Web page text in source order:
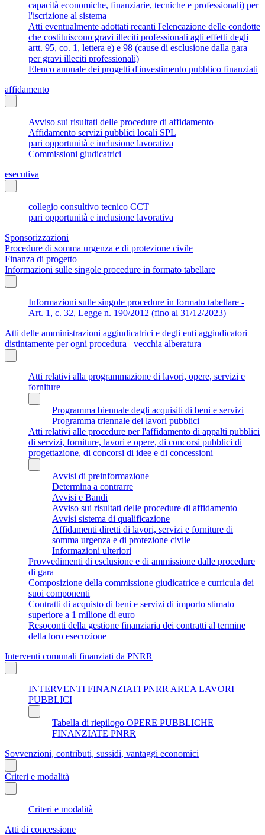
capacità economiche, finanziarie, tecniche e professionali) per
l'iscrizione al sistema
Atti eventualmente adottati recanti l'elencazione delle condotte
che costituiscono gravi illeciti professionali agli effetti degli
artt. 95, co. 1, lettera e) e 98 (cause di esclusione dalla gara
per gravi illeciti professionali)
Elenco annuale dei progetti d'investimento pubblico finanziati
affidamento
Avviso sui risultati delle procedure di affidamento
Affidamento servizi pubblici locali SPL
pari opportunità e inclusione lavorativa
Commissioni giudicatrici
esecutiva
collegio consultivo tecnico CCT
pari opportunità e inclusione lavorativa
Sponsorizzazioni
Procedure di somma urgenza e di protezione civile
Finanza di progetto
Informazioni sulle singole procedure in formato tabellare
Informazioni sulle singole procedure in formato tabellare -
Art. 1, c. 32, Legge n. 190/2012 (fino al 31/12/2023)
Atti delle amministrazioni aggiudicatrici e degli enti aggiudicatori
distintamente per ogni procedura_ vecchia alberatura
Atti relativi alla programmazione di lavori, opere, servizi e
forniture
Programma biennale degli acquisiti di beni e servizi
Programma triennale dei lavori pubblici
Atti relativi alle procedure per l'affidamento di appalti pubblici
di servizi, forniture, lavori e opere, di concorsi pubblici di
progettazione, di concorsi di idee e di concessioni
Avvisi di preinformazione
Determina a contrarre
Avvisi e Bandi
Avviso sui risultati delle procedure di affidamento
Avvisi sistema di qualificazione
Affidamenti diretti di lavori, servizi e forniture di
somma urgenza e di protezione civile
Informazioni ulteriori
Provvedimenti di esclusione e di ammissione dalle procedure
di gara
Composizione della commissione giudicatrice e curricula dei
suoi componenti
Contratti di acquisto di beni e servizi di importo stimato
superiore a 1 milione di euro
Resoconti della gestione finanziaria dei contratti al termine
della loro esecuzione
Interventi comunali finanziati da PNRR
INTERVENTI FINANZIATI PNRR AREA LAVORI
PUBBLICI
Tabella di riepilogo OPERE PUBBLICHE
FINANZIATE PNRR
Sovvenzioni, contributi, sussidi, vantaggi economici
Criteri e modalità
Criteri e modalità
Atti di concessione